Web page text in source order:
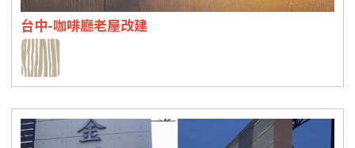
台中-咖啡廳老屋改建